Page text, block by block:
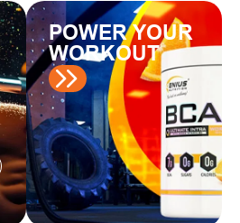
POWER YOUR
WORKOUT